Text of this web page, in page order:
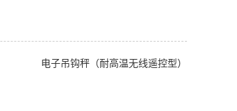
电子吊钩秤（耐高温无线遥控型）